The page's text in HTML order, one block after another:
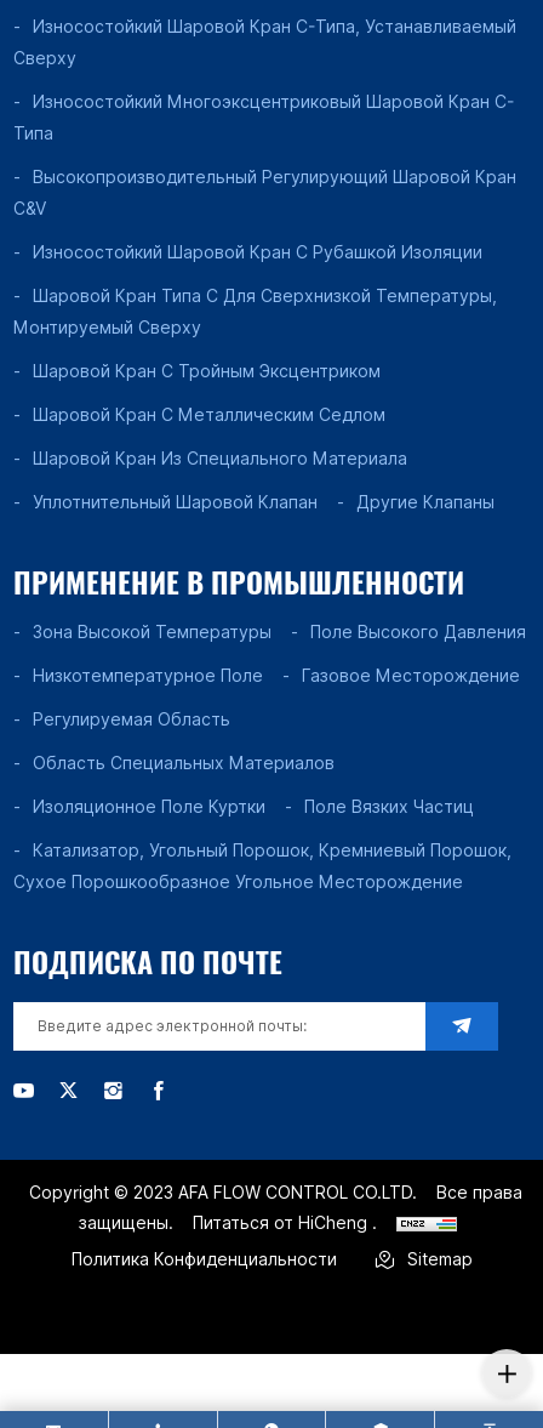
Износостойкий Шаровой Кран C-Типа, Устанавливаемый
Сверху
Износостойкий Многоэксцентриковый Шаровой Кран C-
Типа
Высокопроизводительный Регулирующий Шаровой Кран
C&V
Износостойкий Шаровой Кран С Рубашкой Изоляции
Шаровой Кран Типа C Для Сверхнизкой Температуры,
Монтируемый Сверху
Шаровой Кран С Тройным Эксцентриком
Шаровой Кран С Металлическим Седлом
Шаровой Кран Из Специального Материала
Уплотнительный Шаровой Клапан Другие Клапаны
ПРИМЕНЕНИЕ В ПРОМЫШЛЕННОСТИ
Зона Высокой Температуры Поле Высокого Давления
Низкотемпературное Поле Газовое Месторождение
Регулируемая Область
Область Специальных Материалов
Изоляционное Поле Куртки Поле Вязких Частиц
Катализатор, Угольный Порошок, Кремниевый Порошок,
Сухое Порошкообразное Угольное Месторождение
ПОДПИСКА ПО ПОЧТЕ
Copyright © 2023 AFA FLOW CONTROL CO.LTD.
Все права
защищены.
Питаться от HiCheng .
Политика Конфиденциальности
Sitemap